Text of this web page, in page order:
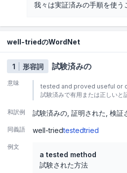
我々は実証済みの手順を使う
well-triedのWordNet
1 形容詞 試験済みの
意味
tested and proved useful or
試験済みで有用または正しいと
和訳例 試験済みの 証明された 検証
同義語 well-triedtestedtried
例文
a tested method
試験された方法